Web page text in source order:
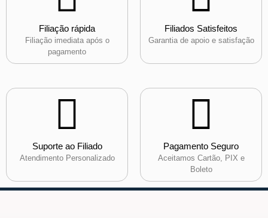
Filiação rápida
Filiação imediata após o
pagamento
Filiados Satisfeitos
Garantia de apoio e satisfação
Suporte ao Filiado
Atendimento Personalizado
Pagamento Seguro
Aceitamos Cartão, PIX e
Boleto